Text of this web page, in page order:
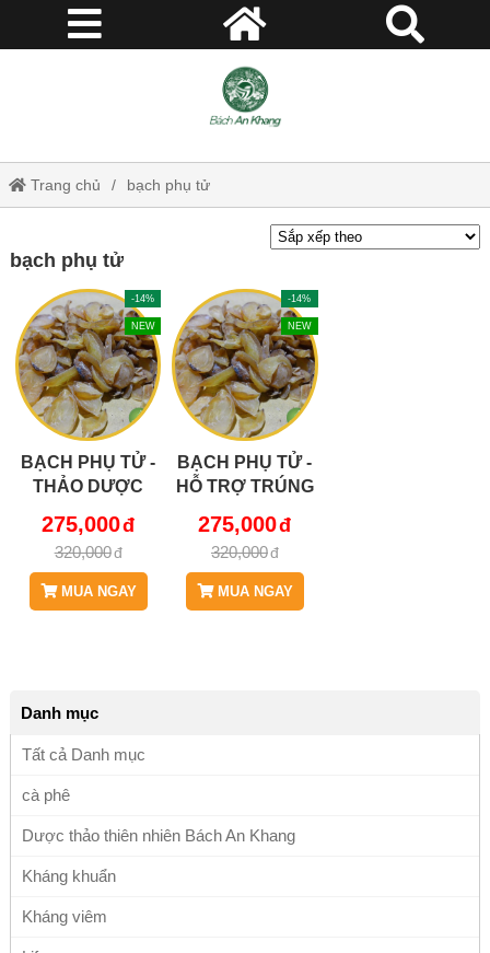
Trang chủ bạch phụ tử
bạch phụ tử
-14%
NEW
BẠCH PHỤ TỬ -
THẢO DƯỢC
KHANG JD276
BACHPHUTU
275,000
320,000
MUA NGAY
-14%
NEW
BẠCH PHỤ TỬ -
HỖ TRỢ TRÚNG
BACHPHUTU
275,000
320,000
MUA NGAY
Danh mục
Tất cả Danh mục
cà phê
Dược thảo thiên nhiên Bách An Khang
Kháng khuẩn
Kháng viêm